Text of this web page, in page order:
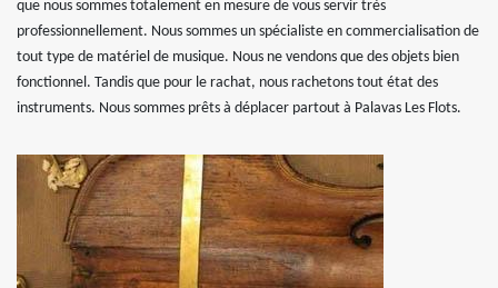
que nous sommes totalement en mesure de vous servir très
professionnellement. Nous sommes un spécialiste en commercialisation de
tout type de matériel de musique. Nous ne vendons que des objets bien
fonctionnel. Tandis que pour le rachat, nous rachetons tout état des
instruments. Nous sommes prêts à déplacer partout à Palavas Les Flots.